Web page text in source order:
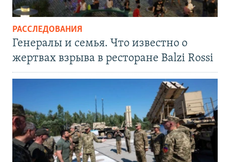
РАССЛЕДОВАНИЯ
Генералы и семья. Что известно о
жертвах взрыва в ресторане Balzi Rossi